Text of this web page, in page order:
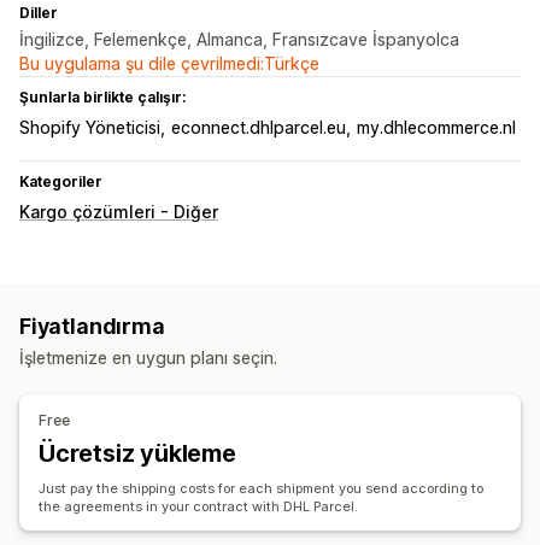
Diller
İngilizce, Felemenkçe, Almanca, Fransızcave İspanyolca
Bu uygulama şu dile çevrilmedi:Türkçe
Şunlarla birlikte çalışır:
Shopify Yöneticisi econnect.dhlparcel.eu my.dhlecommerce.nl
Kategoriler
Kargo çözümleri - Diğer
Fiyatlandırma
İşletmenize en uygun planı seçin.
Free
Ücretsiz yükleme
Just pay the shipping costs for each shipment you send according to
the agreements in your contract with DHL Parcel.